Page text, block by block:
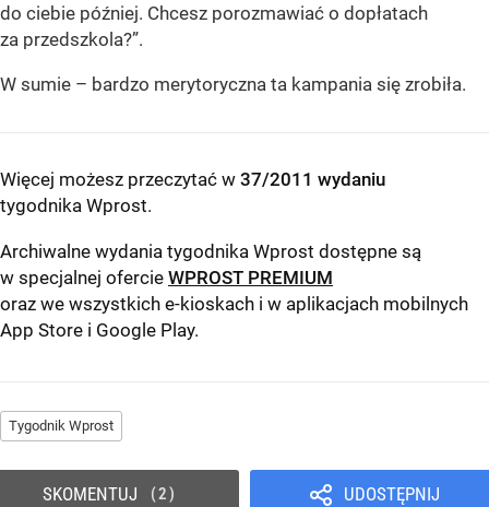
do ciebie później. Chcesz porozmawiać o dopłatach
za przedszkola?”.
W sumie – bardzo merytoryczna ta kampania się zrobiła.
Więcej możesz przeczytać w 37/2011 wydaniu
tygodnika Wprost.
Archiwalne wydania tygodnika Wprost dostępne są
w specjalnej ofercie WPROST PREMIUM
oraz we wszystkich e-kioskach i w aplikacjach mobilnych
App Store i Google Play.
Tygodnik Wprost
UDOSTĘPNIJ
SKOMENTUJ 2